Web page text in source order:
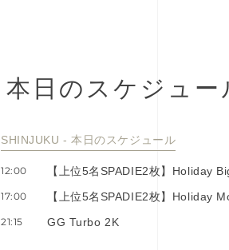
本 ⽇ の ス ケ ジ ュ ー
SHINJUKU - 本⽇のスケジュール
12:00 【上位5名SPADIE2枚】Holiday
17:00 【上位5名SPADIE2枚】Holiday
21:15 GG Turbo 2K